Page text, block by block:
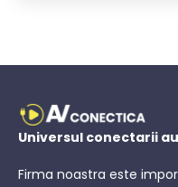
Universul conectarii
Firma noastra este